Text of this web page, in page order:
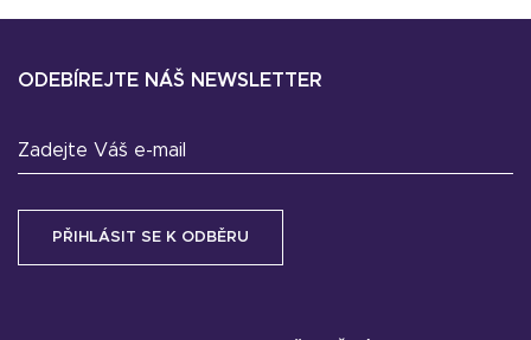
ODEBÍREJTE NÁŠ NEWSLETTER
Zadejte Váš e-mail